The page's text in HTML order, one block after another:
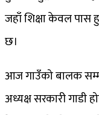
जहाँ शिक्षा केवल पास
छ।
आज गाउँको बालक
अध्यक्ष सरकारी गाडी